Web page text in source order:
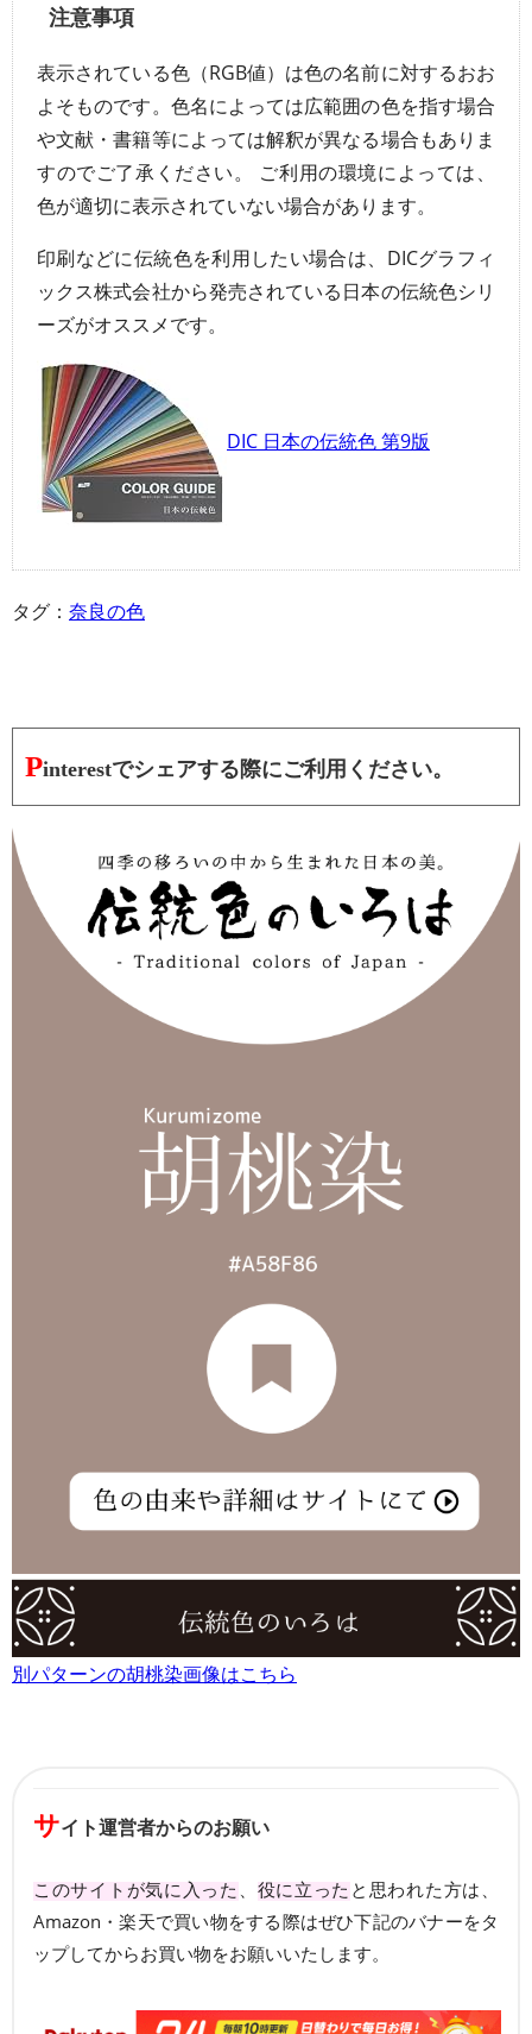
注意事項
表示されている色（RGB値）は色の名前に対するおお
よそものです。色名によっては広範囲の色を指す場合
や文献・書籍等によっては解釈が異なる場合もありま
すのでご了承ください。 ご利用の環境によっては、
色が適切に表示されていない場合があります。
印刷などに伝統色を利用したい場合は、DICグラフィ
ックス株式会社から発売されている日本の伝統色シリ
ーズがオススメです。
DIC 日本の伝統色 第9版
タグ： 奈良の色
Pinterestでシェアする際にご利用ください。
別パターンの胡桃染画像はこちら
サイト運営者からのお願い
このサイトが気に入った 、 役に立った と思われた方は、
Amazon・楽天で買い物をする際はぜひ下記のバナーをタ
ップしてからお買い物をお願いいたします。